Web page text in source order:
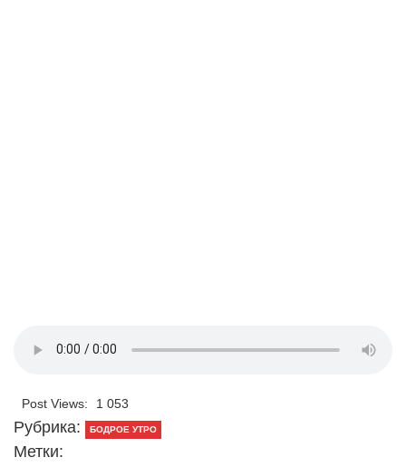
Post Views: 1 053
Рубрика: БОДРОЕ УТРО
Метки: